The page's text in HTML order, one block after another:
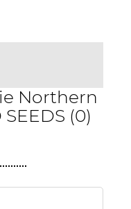
Northern
(0)